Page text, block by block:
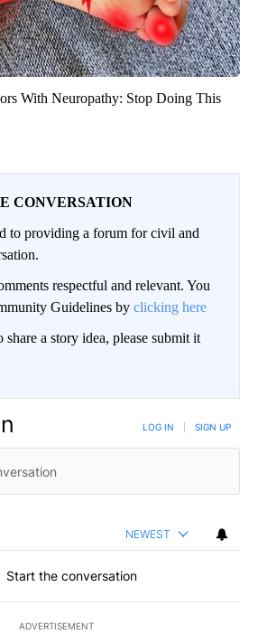
With Neuropathy: Stop Doing This
CONVERSATION
to providing a forum for civil and
respectful and relevant. You
Guidelines by clicking here
a story idea, please submit it
LOG IN SIGN UP
NEWEST
Start the conversation
ADVERTISEMENT